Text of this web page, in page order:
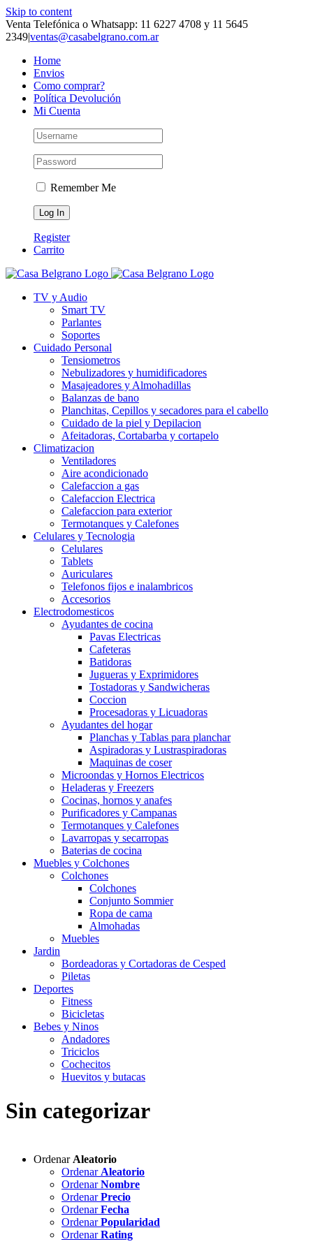
Skip to content
Venta Telefónica o Whatsapp: 11 6227 4708 y 11 5645
2349|ventas@casabelgrano.com.ar
Home
Envios
Como comprar?
Política Devolución
Mi Cuenta
Remember Me
Register
Carrito
TV y Audio
Smart TV
Parlantes
Soportes
Cuidado Personal
Tensiometros
Nebulizadores y humidificadores
Masajeadores y Almohadillas
Balanzas de bano
Planchitas, Cepillos y secadores para el cabello
Cuidado de la piel y Depilacion
Afeitadoras, Cortabarba y cortapelo
Climatizacion
Ventiladores
Aire acondicionado
Calefaccion a gas
Calefaccion Electrica
Calefaccion para exterior
Termotanques y Calefones
Celulares y Tecnologia
Celulares
Tablets
Auriculares
Telefonos fijos e inalambricos
Accesorios
Electrodomesticos
Ayudantes de cocina
Pavas Electricas
Cafeteras
Batidoras
Jugueras y Exprimidores
Tostadoras y Sandwicheras
Coccion
Procesadoras y Licuadoras
Ayudantes del hogar
Planchas y Tablas para planchar
Aspiradoras y Lustraspiradoras
Maquinas de coser
Microondas y Hornos Electricos
Heladeras y Freezers
Cocinas, hornos y anafes
Purificadores y Campanas
Termotanques y Calefones
Lavarropas y secarropas
Baterias de cocina
Muebles y Colchones
Colchones
Colchones
Conjunto Sommier
Ropa de cama
Almohadas
Muebles
Jardin
Bordeadoras y Cortadoras de Cesped
Piletas
Deportes
Fitness
Bicicletas
Bebes y Ninos
Andadores
Triciclos
Cochecitos
Huevitos y butacas
Sin categorizar
Ordenar Aleatorio
Ordenar Aleatorio
OrdenarNombre
OrdenarPrecio
OrdenarFecha
OrdenarPopularidad
OrdenarRating